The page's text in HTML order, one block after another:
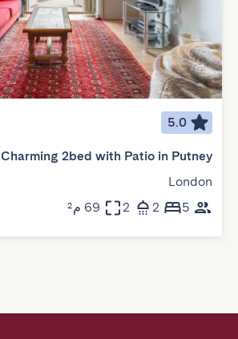
5.0
Charming 2bed with Patio in Putney
London
5
2
2 69 م²